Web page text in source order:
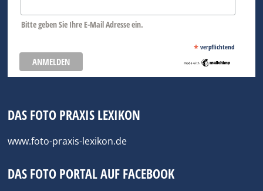
Bitte geben Sie Ihre E-Mail Adresse ein.
* verpflichtend
DAS FOTO PRAXIS LEXIKON
www.foto-praxis-lexikon.de
DAS FOTO PORTAL AUF FACEBOOK